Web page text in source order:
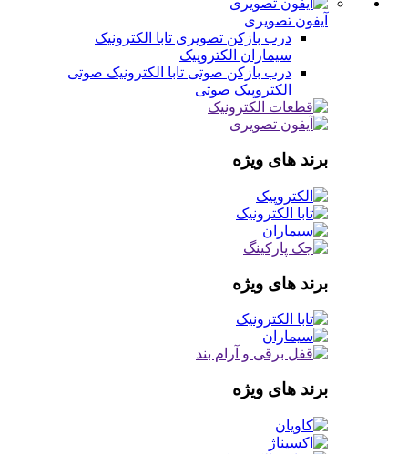
آیفون تصویری
درب بازکن تصویری تابا الکترونیک
سیماران الکتروپیک
درب بازکن صوتی تابا الکترونیک صوتی
الکتروپیک صوتی
برند های ویژه
برند های ویژه
برند های ویژه